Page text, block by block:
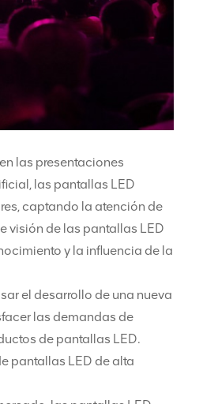
las presentaciones
las pantallas LED
captando la atención de
visión de las pantallas LED
y la influencia de la
el desarrollo de una nueva
las demandas de
de pantallas LED.
pantallas LED de alta